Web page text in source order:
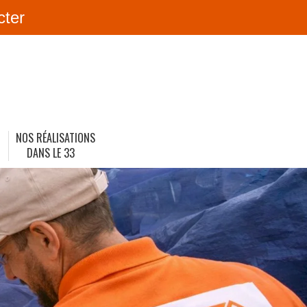
NOS RÉALISATIONS
DANS LE 33